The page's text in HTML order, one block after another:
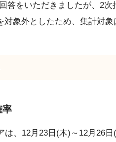
答をいただきましたが、2
対象外としたため、集計対象
率
は、12月23日(木)～12月26日